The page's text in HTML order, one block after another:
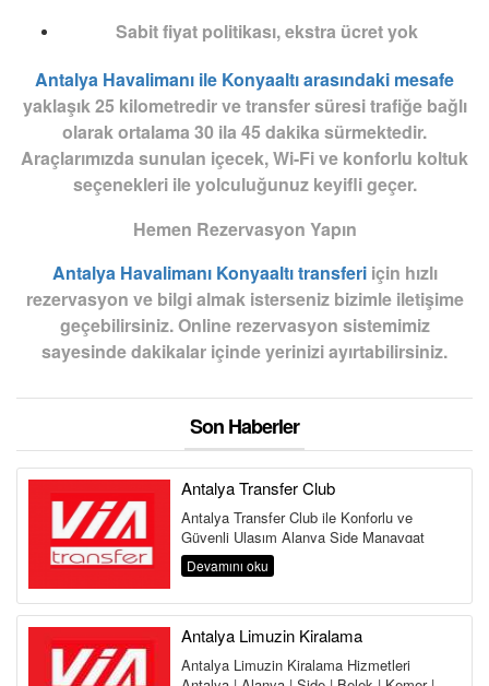
Sabit fiyat politikası, ekstra ücret yok
Antalya Havalimanı ile Konyaaltı arasındaki mesafe
yaklaşık 25 kilometredir ve transfer süresi trafiğe bağlı
olarak ortalama 30 ila 45 dakika sürmektedir.
Araçlarımızda sunulan içecek, Wi-Fi ve konforlu koltuk
seçenekleri ile yolculuğunuz keyifli geçer.
Hemen Rezervasyon Yapın
Antalya Havalimanı Konyaaltı transferiiçin hızlı
rezervasyon ve bilgi almak isterseniz bizimle iletişime
geçebilirsiniz. Online rezervasyon sistemimiz
sayesinde dakikalar içinde yerinizi ayırtabilirsiniz.
Son Haberler
Antalya Transfer Club
Antalya Transfer Club ile Konforlu ve
Güvenli Ulaşım Alanya Side Manavgat
Belek Kemer Kundu Lara Antalya
Havalima...
Devamını oku
Antalya Limuzin Kiralama
Antalya Limuzin Kiralama Hizmetleri